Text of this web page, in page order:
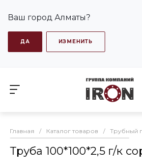
Ваш город Алматы?
ДА ИЗМЕНИТЬ
Главная / Каталог товаров / Трубный
Труба 100*100*2,5 г/к